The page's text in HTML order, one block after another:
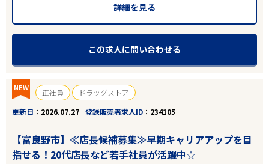
こだわり条件
詳細を見る
この求人に問い合わせる
NEW 正社員
ドラッグストア
更新日
2026.07.27 登録販売者求人ID 234105
【富良野市】≪店長候補募集≫早期キャリアアップを目
指せる！20代店長など若手社員が活躍中☆